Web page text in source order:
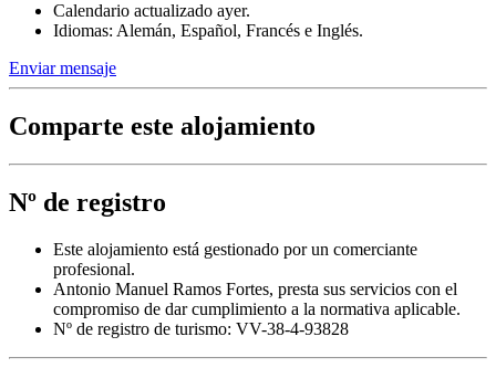
Calendario actualizado ayer.
Idiomas: Alemán, Español, Francés e Inglés.
Enviar mensaje
Comparte este alojamiento
Nº de registro
Este alojamiento está gestionado por un comerciante
profesional.
Antonio Manuel Ramos Fortes, presta sus servicios con el
compromiso de dar cumplimiento a la normativa aplicable.
Nº de registro de turismo: VV-38-4-93828